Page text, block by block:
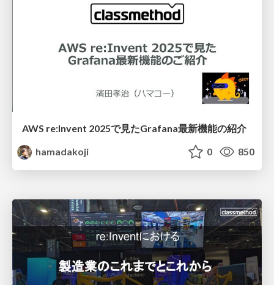
AWS re:Invent 2025で見たGrafana最新機能の紹介
hamadakoji
0 850